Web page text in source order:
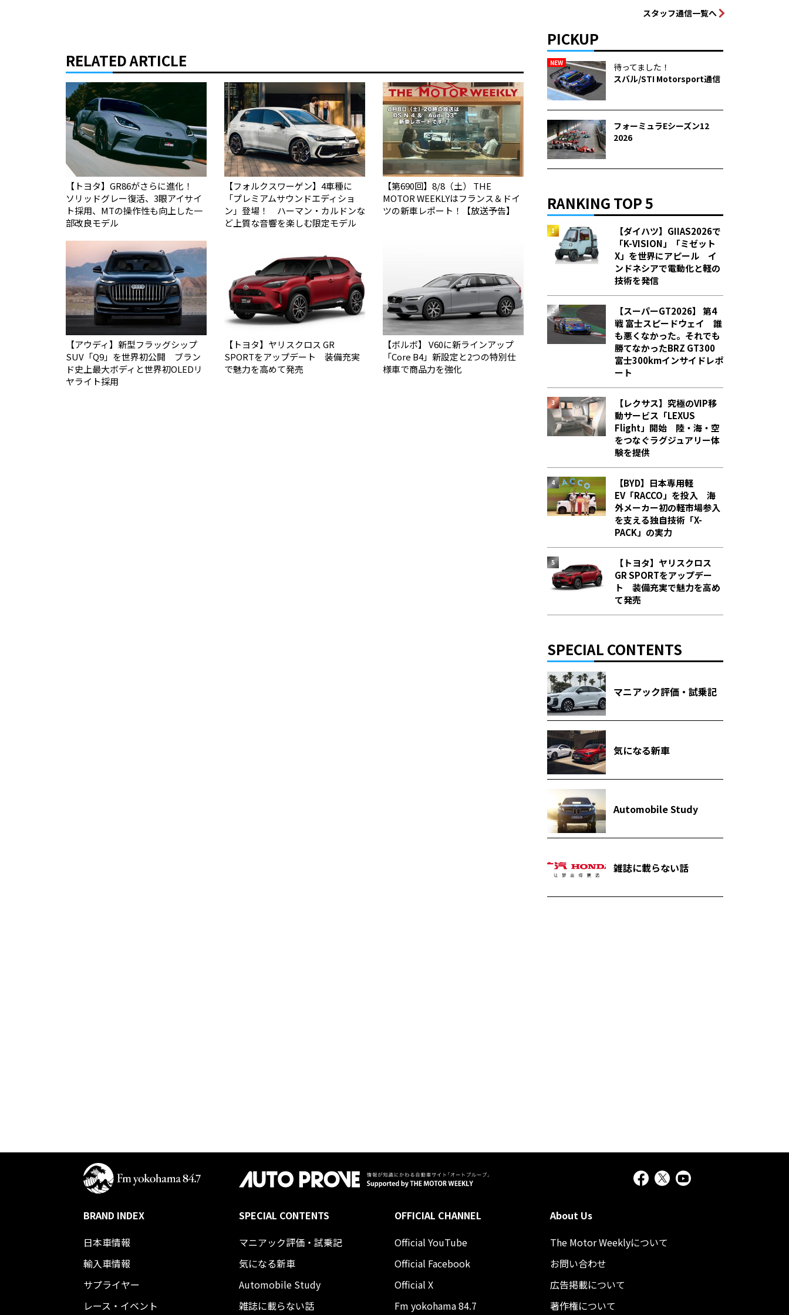
RELATED ARTICLE
【トヨタ】GR86がさらに進化！
ソリッドグレー復活、3眼アイサイ
ト採用、MTの操作性も向上した一
部改良モデル
【フォルクスワーゲン】4車種に
「プレミアムサウンドエディショ
ン」登場！ ハーマン・カルドンな
ど上質な音響を楽しむ限定モデル
【第690回】8/8（土） THE
MOTOR WEEKLYはフランス＆ドイ
ツの新車レポート！【放送予告】
【アウディ】新型フラッグシップ
SUV「Q9」を世界初公開 ブラン
ド史上最大ボディと世界初OLEDリ
ヤライト採用
【トヨタ】ヤリスクロス GR
SPORTをアップデート 装備充実
で魅力を高めて発売
【ボルボ】 V60に新ラインアップ
「Core B4」新設定と2つの特別仕
様車で商品力を強化
スタッフ通信一覧へ
PICKUP
NEW
待ってました！
スバル/STI Motorsport通信
フォーミュラEシーズン12
2026
RANKING TOP 5
【ダイハツ】GIIAS2026で
「K-VISION」「ミゼット
X」を世界にアピール イ
ンドネシアで電動化と軽の
技術を発信
【スーパーGT2026】 第4
戦 富士スピードウェイ 誰
も悪くなかった。それでも
勝てなかった――BRZ GT300
富士300kmインサイドレポ
ート
【レクサス】究極のVIP移
動サービス「LEXUS
Flight」開始 陸・海・空
をつなぐラグジュアリー体
験を提供
【BYD】日本専用軽
EV「RACCO」を投入 海
外メーカー初の軽市場参入
を支える独自技術「X-
PACK」の実力
【トヨタ】ヤリスクロス
GR SPORTをアップデー
ト 装備充実で魅力を高め
て発売
SPECIAL CONTENTS
マニアック評価・試乗記
気になる新車
Automobile Study
雑誌に載らない話
BRAND INDEX
日本車情報​
輸入車情報
サプライヤー
レース・イベント
SPECIAL CONTENTS
マニアック評価・試乗記
気になる新車
Automobile Study
雑誌に載らない話
OFFICIAL CHANNEL
Official YouTube
Official Facebook
Official X
Fm yokohama 84.7
About Us
The Motor Weeklyについて
お問い合わせ
広告掲載について
著作権について